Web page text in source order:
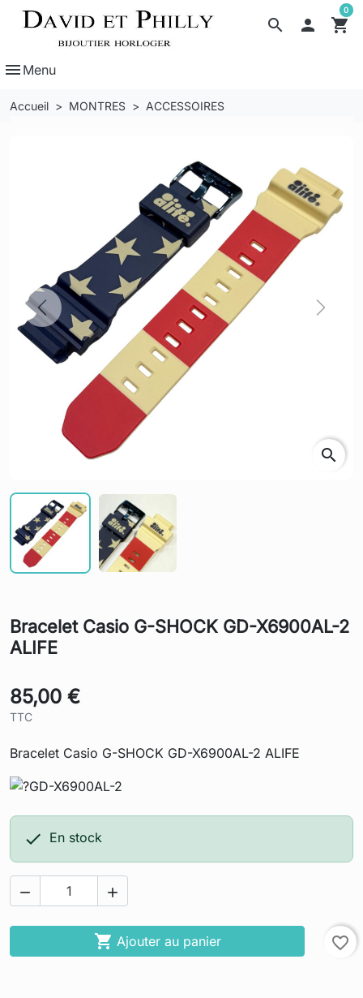
search  shopping_cart
0
menu Menu
Accueil MONTRES ACCESSOIRES
Previous Next
search
Bracelet Casio G-SHOCK GD-X6900AL-2
ALIFE
85,00 €
TTC
Bracelet Casio G-SHOCK GD-X6900AL-2 ALIFE
 En stock
 
 Ajouter au panier favorite_border